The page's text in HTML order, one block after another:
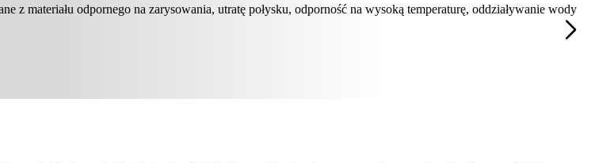
materiału odpornego na zarysowania, utratę połysku, odporność na wysoką temperaturę, oddziaływanie wody